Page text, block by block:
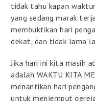
tidak tahu kapan
yang sedang marak
membuktikan hari
dekat, dan tidak lama
Jika hari ini kita masih
adalah WAKTU KITA
menantikan hari
untuk menjemput